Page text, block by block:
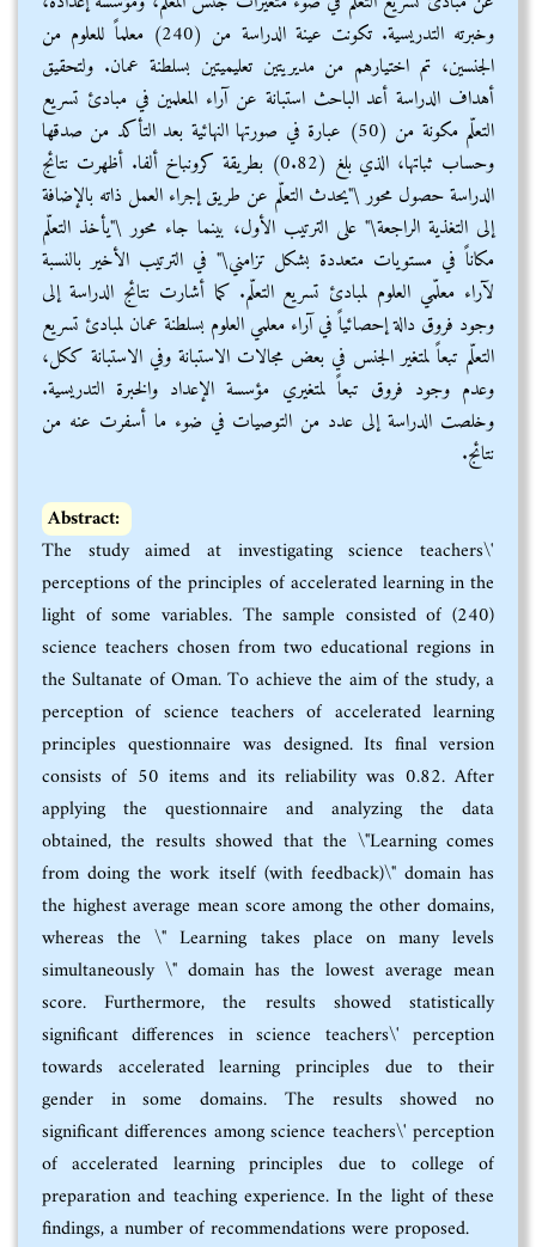
وخبرته التدريسية. تكونت عينة الدراسة من (240) معلماً للعلوم من
الجنسين، تم اختيارهم من مديريتين تعليميتين بسلطنة عمان. ولتحقيق
أهداف الدراسة أعد الباحث استبانة عن آراء المعلمين في مبادئ تسريع
التعلّم مكونة من (50) عبارة في صورتها النهائية بعد التأكد من صدقها
وحساب ثباتها، الذي بلغ (0.82) بطريقة كرونباخ ألفا. أظهرت نتائج
الدراسة حصول محور \"يحدث التعلّم عن طريق إجراء العمل ذاته بالإضافة
إلى التغذية الراجعة\" على الترتيب الأول، بينما جاء محور \"يأخذ التعلّم
مكاناً في مستويات متعددة بشكل تزامني\" في الترتيب الأخير بالنسبة
لآراء معلّمي العلوم لمبادئ تسريع التعلّم. كما أشارت نتائج الدراسة إلى
وجود فروق دالة إحصائياً في آراء معلمي العلوم بسلطنة عمان لمبادئ تسريع
التعلّم تبعاً لمتغير الجنس في بعض مجالات الاستبانة وفي الاستبانة ككل،
وعدم وجود فروق تبعاً لمتغيري مؤسسة الإعداد والخبرة التدريسية.
وخلصت الدراسة إلى عدد من التوصيات في ضوء ما أسفرت عنه من
نتائج.
Abstract:
The study aimed at investigating science teachers\'
perceptions of the principles of accelerated learning in the
light of some variables. The sample consisted of (240)
science teachers chosen from two educational regions in
the Sultanate of Oman. To achieve the aim of the study, a
perception of science teachers of accelerated learning
principles questionnaire was designed. Its final version
consists of 50 items and its reliability was 0.82. After
applying the questionnaire and analyzing the data
obtained, the results showed that the \"Learning comes
from doing the work itself (with feedback)\" domain has
the highest average mean score among the other domains,
whereas the \" Learning takes place on many levels
simultaneously \" domain has the lowest average mean
score. Furthermore, the results showed statistically
significant differences in science teachers\' perception
towards accelerated learning principles due to their
gender in some domains. The results showed no
significant differences among science teachers\' perception
of accelerated learning principles due to college of
preparation and teaching experience. In the light of these
findings, a number of recommendations were proposed.